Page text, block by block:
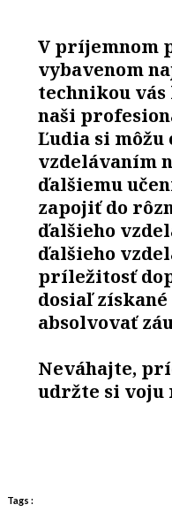
V príjemnom
vybavenom
technikou
naši
Ľudia si
vzdelávaním
ďalšiemu
zapojiť do
ďalšieho
ďalšieho
príležitosť
dosiaľ
absolvovať
Neváhajte,
udržte si voju
Tags :